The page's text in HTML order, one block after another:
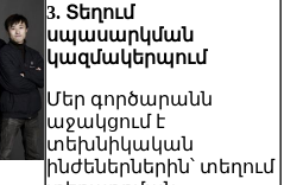
3. Տեղում
սպասարկման
կազմակերպում
Մեր գործարանն
աջակցում է
տեխնիկական
ինժեներներին՝ տեղում